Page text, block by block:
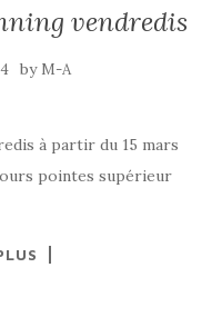
vendredis
by M-A
à partir du 15 mars
pointes supérieur